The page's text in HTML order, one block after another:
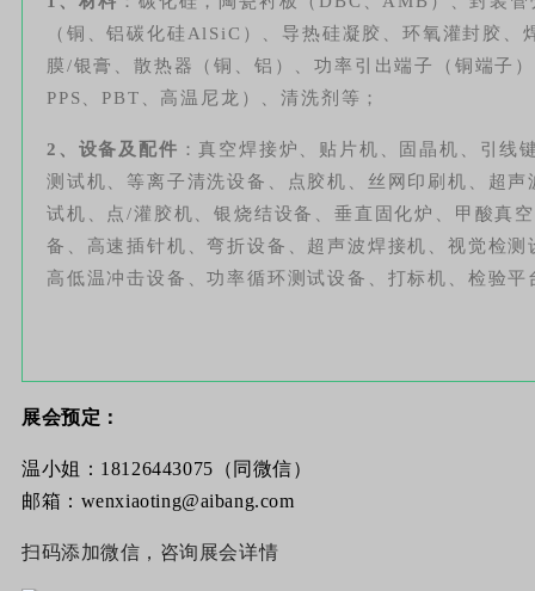
（铜、铝碳化硅AlSiC）、导热硅凝胶、环氧灌封胶、
膜/银膏、 散热器（铜、铝）
、功率引出端子（铜端子
PPS、PBT、高温尼龙）、清洗剂等；
2、设备及配件 ：真空焊接炉、贴片机、固晶机、引线
测试机、等离子清洗设备、点胶机、丝网印刷机、超
试机、点/灌胶机、银烧结设备、垂直固化炉、甲酸真
备、高速插针机、弯折设备、超声波焊接机、视觉检
高低温冲击设备、功率循环测试设备、打标机、检验平
展会预定：
温小姐：18126443075（同微信）
邮箱：wenxiaoting@aibang.com
扫码添加微信，咨询展会详情